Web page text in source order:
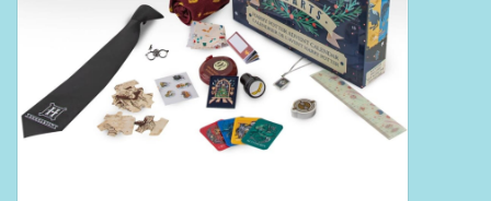
Puzzels & Spellen
Collectables
Wannahaves